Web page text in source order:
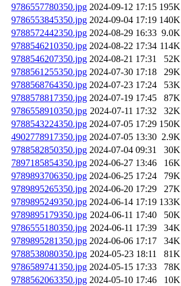
9786557780350.jpg 2024-09-12 17:15 195K
9786553845350.jpg 2024-09-04 17:19 140K
9788572442350.jpg 2024-08-29 16:33 9.0K
9788546210350.jpg 2024-08-22 17:34 114K
9788546207350.jpg 2024-08-21 17:31
52K
9788561255350.jpg 2024-07-30 17:18
29K
9788568764350.jpg 2024-07-23 17:24
53K
9788578817350.jpg 2024-07-19 17:45
87K
9786558910350.jpg 2024-07-11 17:32
32K
9788543224350.jpg 2024-07-05 17:29 150K
4902778917350.jpg 2024-07-05 13:30 2.9K
9788582850350.jpg 2024-07-04 09:31
30K
7897185854350.jpg 2024-06-27 13:46
16K
9789893706350.jpg 2024-06-25 17:24
79K
9789895265350.jpg 2024-06-20 17:29
27K
9789895249350.jpg 2024-06-14 17:19 133K
9789895179350.jpg 2024-06-11 17:40
50K
9786555180350.jpg 2024-06-11 17:39
34K
9789895281350.jpg 2024-06-06 17:17
34K
9788538080350.jpg 2024-05-23 18:11
81K
9786589741350.jpg 2024-05-15 17:33
78K
9788562063350.jpg 2024-05-10 17:46
10K